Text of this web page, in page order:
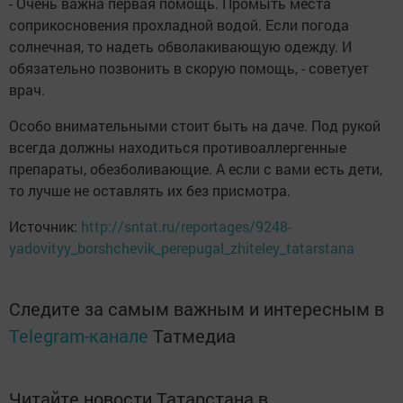
соприкосновения прохладной водой. Если погода
солнечная, то надеть обволакивающую одежду. И
обязательно позвонить в скорую помощь, - советует
врач.
Особо внимательными стоит быть на даче. Под рукой
всегда должны находиться противоаллергенные
препараты, обезболивающие. А если с вами есть дети,
то лучше не оставлять их без присмотра.
Источник: http://sntat.ru/reportages/9248-
yadovityy_borshchevik_perepugal_zhiteley_tatarstana
Следите за самым важным и интересным в
Telegram-канале Татмедиа